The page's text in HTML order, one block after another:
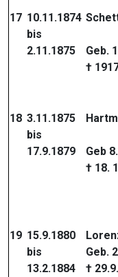
17 10.11.1874
bis
2.11.1875
Geb.
†
18 3.11.1875
bis
17.9.1879
Geb
† 18.
19 15.9.1880
bis
13.2.1884
Geb.
†